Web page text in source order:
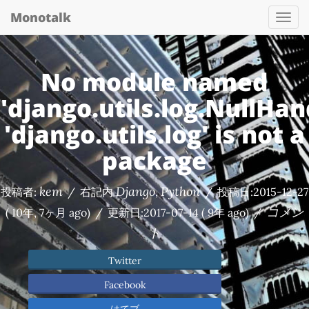
Monotalk
No module named
'django.utils.log' is not a
package
投稿者:kem / 右記内Django,Python / 投稿日:2015-12-27
( 10年, 7ヶ月 ago) / 更新日:2017-07-14 ( 9年 ago) / コメン
ト
Twitter
Facebook